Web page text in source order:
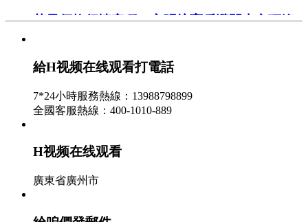
芒果價格行情安穩 主張培育戶避開上市頂峰
2023-04-20
■眼下正是春季鮮果繼續上市的時節，種類繁多的芒果
因其價格相對較低、口感好、養分豐厚，成爲最近一段
時刻商場上最熱銷的生果之一，以芒果爲質料的...
H视频在线观看 - 從蒜你賤到蒜你狠 農人收益
■近期蒜你狠備受各界重視，有世界大蒜看我國，我國
給H视频在线观看打電話
7*24小時服務熱線：13988798899
全國客服熱線：400-1010-889
H视频在线观看
廣東省廣州市